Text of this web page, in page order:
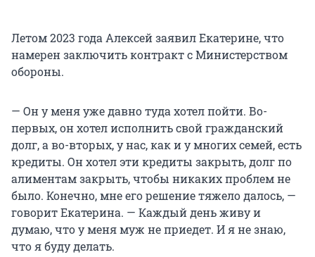
Летом 2023 года Алексей заявил Екатерине, что
намерен заключить контракт с Министерством
обороны.
— Он у меня уже давно туда хотел пойти. Во-
первых, он хотел исполнить свой гражданский
долг, а во-вторых, у нас, как и у многих семей, есть
кредиты. Он хотел эти кредиты закрыть, долг по
алиментам закрыть, чтобы никаких проблем не
было. Конечно, мне его решение тяжело далось, —
говорит Екатерина. — Каждый день живу и
думаю, что у меня муж не приедет. И я не знаю,
что я буду делать.